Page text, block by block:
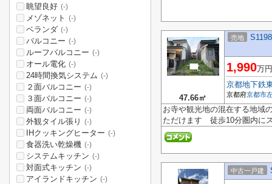
47.66㎡
売地
1,990万円
京都地下鉄
京都府京都市
お寺や観光地の混在する地域
ただけます 徒歩10分圏内に
中古一戸建
眺望良好 (-)
メゾネット (-)
ベランダ (-)
バルコニー (-)
ルーフバルコニー (-)
オール電化 (-)
24時間換気システム (-)
２面バルコニー (-)
３面バルコニー (-)
両面バルコニー (-)
外観タイル張り (-)
IHクッキングヒーター (-)
食器洗い乾燥機 (-)
システムキッチン (-)
対面式キッチン (-)
アイランドキッチン (-)